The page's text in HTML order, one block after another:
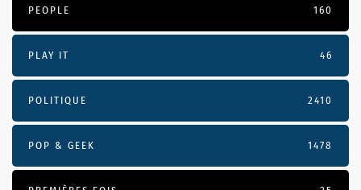
PEOPLE 160
PLAY IT 46
POLITIQUE 2410
POP & GEEK 1478